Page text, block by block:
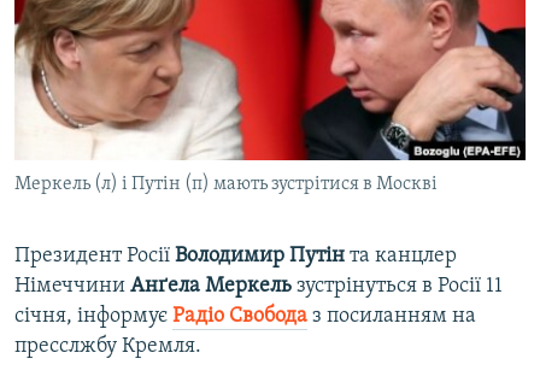
ДЕПОРТАЦІЯ
ВІДЕОУРОКИ «ELIFBE»
СВІДЧЕННЯ ОКУПАЦІЇ
УКРАЇНСЬКА ПРОБЛЕМА КРИМУ
ІНФОГРАФІКА
ЯК ОБІЙТИ БЛОКУВАННЯ
Русский
Qırımtatar
ДОЛУЧАЙСЯ!
Усі сайти RFE/RL
Меркель (л) і Путін (п) мають зустрітися в Москві
Президент Росії Володимир Путін та канцлер
Німеччини Анґела Меркель зустрінуться в Росії 11
січня, інформує Радіо Свобода з посиланням на
пресслжбу Кремля.